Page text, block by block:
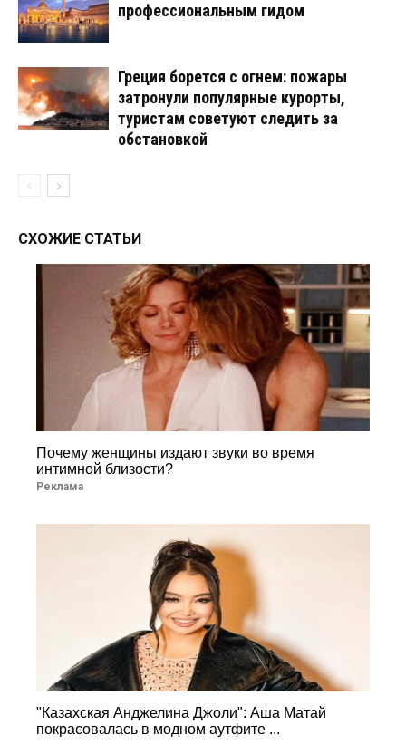
профессиональным гидом
Греция борется с огнем: пожары
затронули популярные курорты,
туристам советуют следить за
обстановкой
СХОЖИЕ СТАТЬИ
Почему женщины издают звуки во время
интимной близости?
Реклама
"Казахская Анджелина Джоли": Аша Матай
покрасовалась в модном аутфите ...